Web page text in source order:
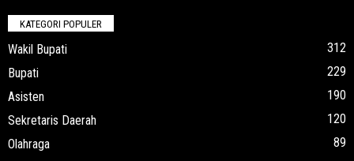
KATEGORI POPULER
Wakil Bupati
312
Bupati
229
Asisten
190
Sekretaris Daerah
120
Olahraga
89